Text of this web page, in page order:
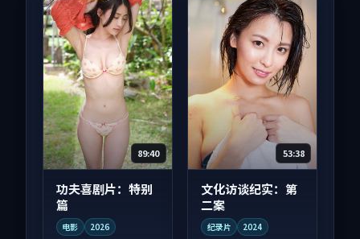
89:40
功夫喜剧片：特别
篇
电影 2026
53:38
文化访谈纪实：第
二案
纪录片 2024